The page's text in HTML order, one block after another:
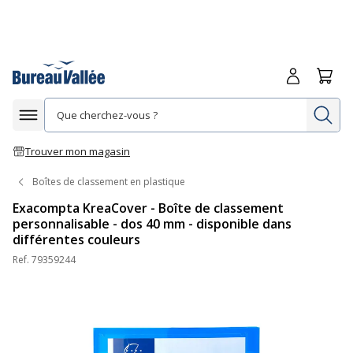
Afficher la navigation
Trouver mon magasin
Me
Boîtes de classement en plastique
Exacompta KreaCover - Boîte de classement
personnalisable - dos 40 mm - disponible dans
différentes couleurs
Ref. 79359244